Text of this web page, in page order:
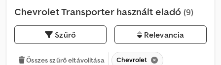
Chevrolet Transporter használt eladó (9)
Szűrő Relevancia
Összes szűrő eltávolítása Chevrolet